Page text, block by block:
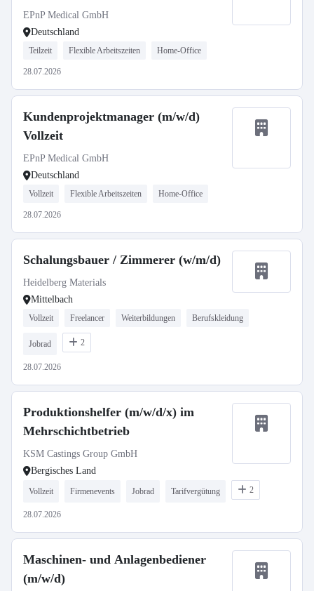
EPnP Medical GmbH
Deutschland
Teilzeit Flexible Arbeitszeiten Home-Office
28.07.2026
Kundenprojektmanager (m/w/d)
Vollzeit
EPnP Medical GmbH
Deutschland
Vollzeit Flexible Arbeitszeiten Home-Office
28.07.2026
Schalungsbauer / Zimmerer (w/m/d)
Heidelberg Materials
Mittelbach
Vollzeit Freelancer Weiterbildungen Berufskleidung
Jobrad 2
28.07.2026
Produktionshelfer (m/w/d/x) im
Mehrschichtbetrieb
KSM Castings Group GmbH
Bergisches Land
Vollzeit Firmenevents Jobrad Tarifvergütung 2
28.07.2026
Maschinen- und Anlagenbediener
(m/w/d)